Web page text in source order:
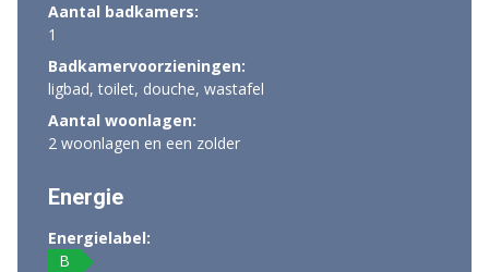
Aantal badkamers:
1
Badkamervoorzieningen:
ligbad, toilet, douche, wastafel
Aantal woonlagen:
2 woonlagen en een zolder
Energie
Energielabel:
B